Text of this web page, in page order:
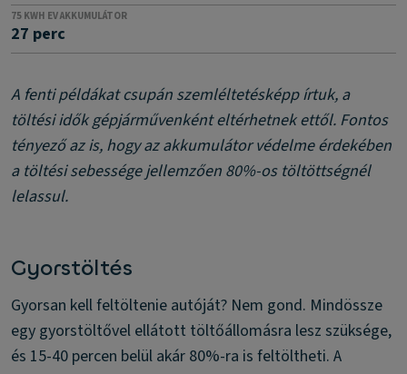
75 KWH EV AKKUMULÁTOR
27 perc
A fenti példákat csupán szemléltetésképp írtuk, a
töltési idők gépjárművenként eltérhetnek ettől. Fontos
tényező az is, hogy az akkumulátor védelme érdekében
a töltési sebessége jellemzően 80%-os töltöttségnél
lelassul.
Gyorstöltés
Gyorsan kell feltöltenie autóját? Nem gond. Mindössze
egy gyorstöltővel ellátott töltőállomásra lesz szüksége,
és 15-40 percen belül akár 80%-ra is feltöltheti. A